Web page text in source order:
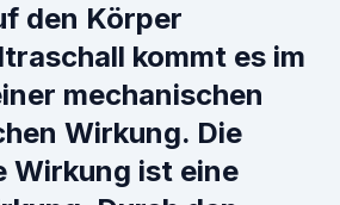
den Körper
kommt es im
mechanischen
Wirkung. Die
Wirkung ist eine